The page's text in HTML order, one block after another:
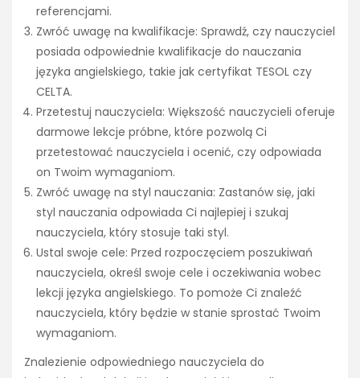
referencjami.
Zwróć uwagę na kwalifikacje: Sprawdź, czy nauczyciel
posiada odpowiednie kwalifikacje do nauczania
języka angielskiego, takie jak certyfikat TESOL czy
CELTA.
Przetestuj nauczyciela: Większość nauczycieli oferuje
darmowe lekcje próbne, które pozwolą Ci
przetestować nauczyciela i ocenić, czy odpowiada
on Twoim wymaganiom.
Zwróć uwagę na styl nauczania: Zastanów się, jaki
styl nauczania odpowiada Ci najlepiej i szukaj
nauczyciela, który stosuje taki styl.
Ustal swoje cele: Przed rozpoczęciem poszukiwań
nauczyciela, określ swoje cele i oczekiwania wobec
lekcji języka angielskiego. To pomoże Ci znaleźć
nauczyciela, który będzie w stanie sprostać Twoim
wymaganiom.
Znalezienie odpowiedniego nauczyciela do